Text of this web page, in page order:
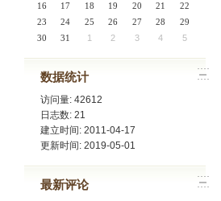
16
17 18 19 20 21
22
23
24 25 26 27 28
29
30
31 1 2 3 4 5
数据统计
访问量: 42612
日志数: 21
建立时间: 2011-04-17
更新时间: 2019-05-01
最新评论